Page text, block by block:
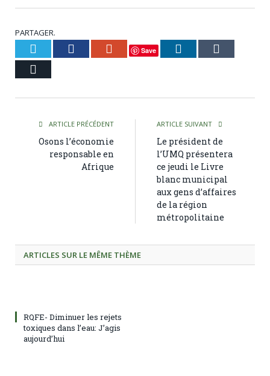
PARTAGER.
Twitter Facebook Google+
Save LinkedIn
ARTICLE PRÉCÉDENT
Osons l’économie
responsable en
Afrique
ARTICLE SUIVANT
Le président de
l’UMQ présentera
ce jeudi le Livre
blanc municipal
aux gens d’affaires
de la région
métropolitaine
ARTICLES SUR LE MÊME THÈME
RQFE- Diminuer les rejets
toxiques dans l’eau: J’agis
aujourd’hui